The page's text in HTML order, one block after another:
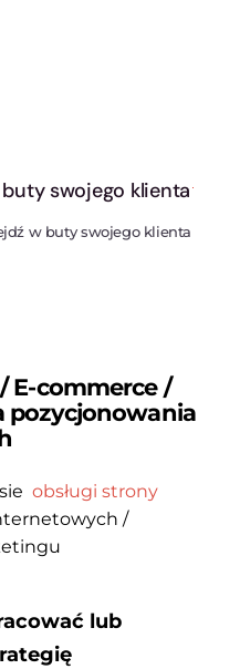
swojego klienta
w buty swojego klienta
E-commerce /
pozycjonowania
obsługi strony
/
lub